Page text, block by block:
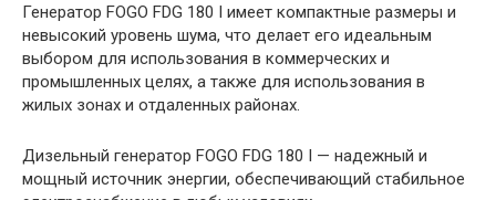
Генератор FOGO FDG 180 I имеет компактные размеры и
невысокий уровень шума, что делает его идеальным
выбором для использования в коммерческих и
промышленных целях, а также для использования в
жилых зонах и отдаленных районах.
Дизельный генератор FOGO FDG 180 I — надежный и
мощный источник энергии, обеспечивающий стабильное